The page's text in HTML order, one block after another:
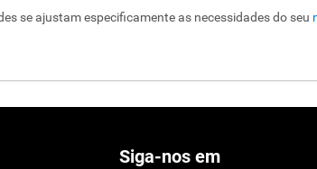
se ajustam especificamente as necessidades do seu
Siga-nos em